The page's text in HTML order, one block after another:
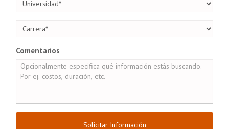
Comentarios
Solicitar Información